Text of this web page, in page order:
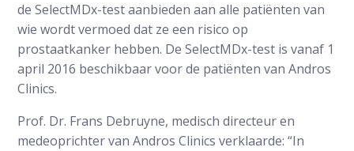
de SelectMDx-test aanbieden aan alle patiënten van
wie wordt vermoed dat ze een risico op
prostaatkanker hebben. De SelectMDx-test is vanaf 1
april 2016 beschikbaar voor de patiënten van Andros
Clinics.
Prof. Dr. Frans Debruyne, medisch directeur en
medeoprichter van Andros Clinics verklaarde: “In